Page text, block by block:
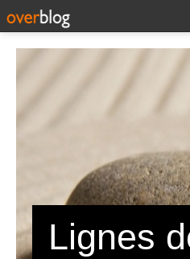
Lignes